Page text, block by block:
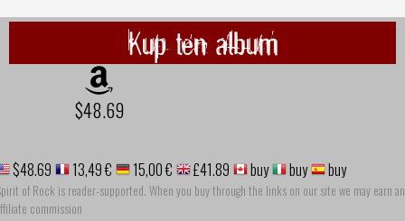
Kup ten album
$48.69
$48.69 13,49 € 15,00 € £41.89 buy buy buy
of Rock is reader-supported. When you buy through the links on our site we may earn an
commission